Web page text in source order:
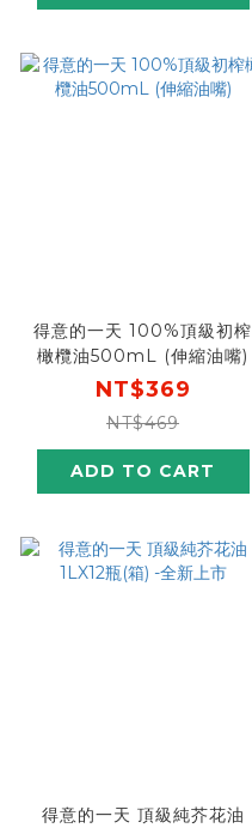
得意的一天 100%頂級初榨
橄欖油500mL (伸縮油嘴)
NT$369
NT$469
ADD TO CART
得意的一天 頂級純芥花油